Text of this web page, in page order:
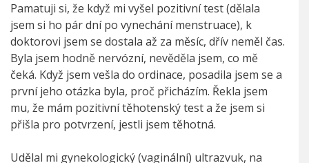
Pamatuji si, že když mi vyšel pozitivní test (dělala
jsem si ho pár dní po vynechání menstruace), k
doktorovi jsem se dostala až za měsíc, dřív neměl čas.
Byla jsem hodně nervózní, nevěděla jsem, co mě
čeká. Když jsem vešla do ordinace, posadila jsem se a
první jeho otázka byla, proč přicházím. Řekla jsem
mu, že mám pozitivní těhotenský test a že jsem si
přišla pro potvrzení, jestli jsem těhotná.
Udělal mi gynekologický (vaginální) ultrazvuk, na